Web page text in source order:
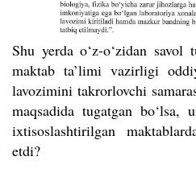
Shu yerda o‘z-o‘zidan savol
maktab ta’limi vazirligi
lavozimini takrorlovchi
maqsadida tugatgan
ixtisoslashtirilgan
etdi?